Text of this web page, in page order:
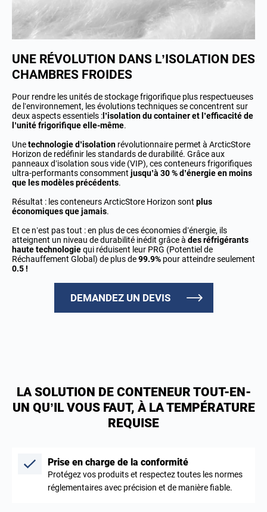
UNE RÉVOLUTION DANS L’ISOLATION DES
CHAMBRES FROIDES
Pour rendre les unités de stockage frigorifique plus respectueuses
de l’environnement, les évolutions techniques se concentrent sur
deux aspects essentiels : l’isolation du container et l’efficacité de
l’unité frigorifique elle-même.
Unetechnologie d’isolation révolutionnaire permet à ArcticStore
Horizon de redéfinir les standards de durabilité. Grâce aux
panneaux d’isolation sous vide (VIP), ces conteneurs frigorifiques
ultra-performants consomment jusqu’à 30 % d’énergie en moins
que les modèles précédents.
Résultat : les conteneurs ArcticStore Horizon sont plus
économiques que jamais.
Et ce n’est pas tout : en plus de ces économies d’énergie, ils
atteignent un niveau de durabilité inédit grâce à des réfrigérants
haute technologiequi réduisent leur PRG (Potentiel de
Réchauffement Global) de plus de99.9% pour atteindre seulement
0.5 !
DEMANDEZ UN DEVIS
LA SOLUTION DE CONTENEUR TOUT-EN-
UN QU’IL VOUS FAUT, À LA TEMPÉRATURE
REQUISE
Prise en charge de la conformité
Protégez vos produits et respectez toutes les normes
réglementaires avec précision et de manière fiable.